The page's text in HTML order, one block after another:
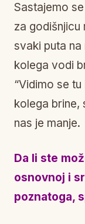
Sastajemo
za godišnjicu
svaki puta
kolega vodi
“Vidimo se
kolega brine,
nas je manje.
Da li ste
osnovnoj i
poznatoga,